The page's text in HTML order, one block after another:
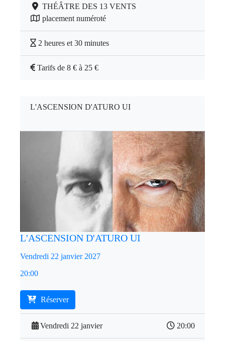
THÉÂTRE DES 13 VENTS
placement numéroté
2 heures et 30 minutes
Tarifs de 8 € à 25 €
L'ASCENSION D'ATURO UI
L'ASCENSION D'ATURO UI
Vendredi 22 janvier 2027
20:00
Réserver
Vendredi 22 janvier 20:00